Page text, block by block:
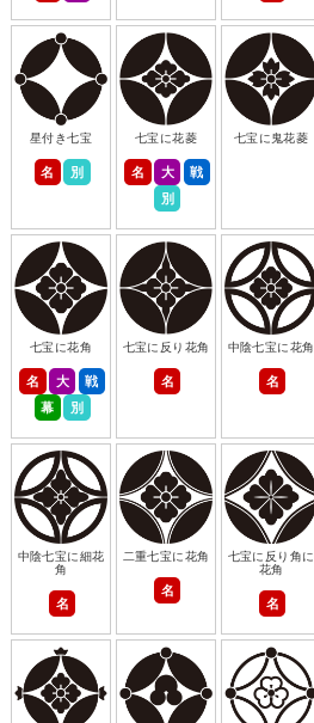
星付き七宝
名 別
七宝に花菱
名 大
戦
別
七宝に鬼花菱
七宝に花角
名 大
戦
幕
別
七宝に反り花角
名
中陰七宝に花角
名
中陰七宝に細花
角
名
二重七宝に花角
名
七宝に反り角に
花角
名